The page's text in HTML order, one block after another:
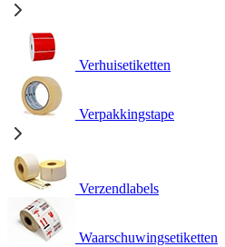
Verhuisetiketten
Verpakkingstape
Verzendlabels
Waarschuwingsetiketten